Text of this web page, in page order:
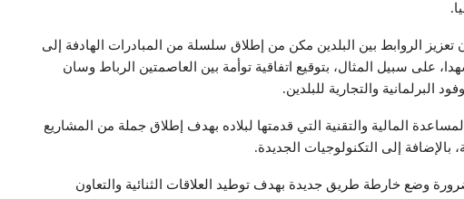
تعزيز الروابط بين البلدين مكن من إطلاق سلسلة من المبادرات الهادفة إلى
على سبيل المثال، بتوقيع اتفاقية توأمة بين العاصمتين الرباط وسان
البرلمانية والتجارية للبلدين.
المالية والتقنية التي قدمتها لبلاده بهدف إطلاق جملة من المشاريع
بالإضافة إلى التكنولوجيات الجديدة.
وضع خارطة طريق جديدة بهدف توطيد العلاقات الثنائية والتعاون